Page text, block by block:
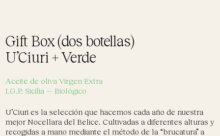
Gift Box (dos botellas)
U’Ciuri + Verde
Aceite de oliva Virgen Extra
I.G.P. Sicilia — Biológico
U’Ciuri es la selección que hacemos cada año de nuestra
mejor Nocellara del Belice. Cultivadas a diferentes alturas y
recogidas a mano mediante el método de la “brucatura” a